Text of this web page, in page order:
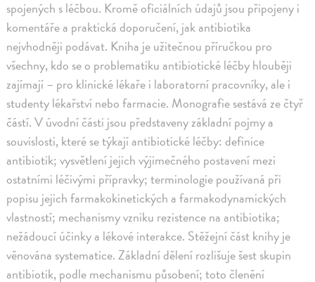
spojených s léčbou. Kromě oficiálních údajů jsou připojeny i
komentáře a praktická doporučení, jak antibiotika
nejvhodněji podávat. Kniha je užitečnou příručkou pro
všechny, kdo se o problematiku antibiotické léčby hlouběji
zajímají – pro klinické lékaře i laboratorní pracovníky, ale i
studenty lékařství nebo farmacie. Monografie sestává ze čtyř
částí. V úvodní části jsou představeny základní pojmy a
souvislosti, které se týkají antibiotické léčby: definice
antibiotik; vysvětlení jejich výjimečného postavení mezi
ostatními léčivými přípravky; terminologie používaná při
popisu jejich farmakokinetických a farmakodynamických
vlastností; mechanismy vzniku rezistence na antibiotika;
nežádoucí účinky a lékové interakce. Stěžejní část knihy je
věnována systematice. Základní dělení rozlišuje šest skupin
antibiotik, podle mechanismu působení; toto členění